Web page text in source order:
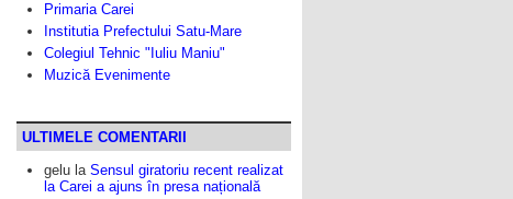
Primaria Carei
Institutia Prefectului Satu-Mare
Colegiul Tehnic "Iuliu Maniu"
Muzică Evenimente
ULTIMELE COMENTARII
gelu la Sensul giratoriu recent realizat
la Carei a ajuns în presa națională